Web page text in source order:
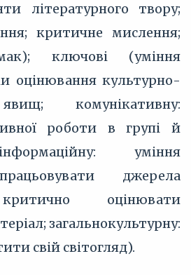
літературного твору;
критичне мислення;
ключові (уміння
оцінювання культурно-
комунікативну:
роботи в групі й
уміння
джерела
оцінювати
загальнокультурну:
свій світогляд).